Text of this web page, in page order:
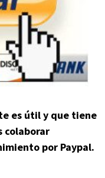
es útil y que tiene
colaborar
por Paypal.